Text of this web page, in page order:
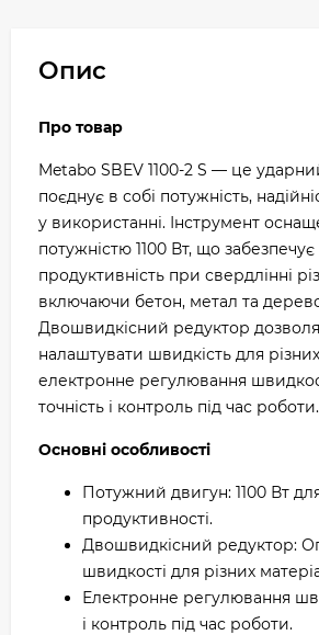
Опис
Про товар
Metabo SBEV 1100-2 S — це
поєднує в собі потужність,
у використанні. Інструмент
потужністю 1100 Вт, що
продуктивність при свердлінні
включаючи бетон, метал та
Двошвидкісний редуктор
налаштувати швидкість для
електронне регулювання
точність і контроль під час роботи.
Основні особливості
Потужний двигун: 1100 Вт
продуктивності.
Двошвидкісний редуктор:
швидкості для різних
Електронне регулювання
і контроль під час роботи.